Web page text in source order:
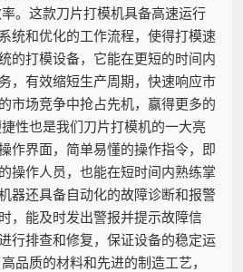
。这款刀片打模机具备高速运行
统和优化的工作流程，使得打模速
的打模设备，它能在更短的时间内
，有效缩短生产周期，快速响应市
市场竞争中抢占先机，赢得更多的
性也是我们刀片打模机的一大亮
作界面，简单易懂的操作指令，即
操作人员，也能在短时间内熟练掌
器还具备自动化的故障诊断和报警
，能及时发出警报并提示故障信
行排查和修复，保证设备的稳定运
品质的材料和先进的制造工艺，